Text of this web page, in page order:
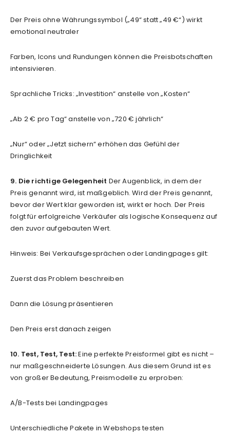
Der Preis ohne Währungssymbol („49“ statt „49 €“) wirkt
emotional neutraler
Farben, Icons und Rundungen können die Preisbotschaften
intensivieren.
Sprachliche Tricks: „Investition“ anstelle von „Kosten“
„Ab 2 € pro Tag“ anstelle von „720 € jährlich“
„Nur“ oder „Jetzt sichern“ erhöhen das Gefühl der
Dringlichkeit
9. Die richtige Gelegenheit Der Augenblick, in dem der
Preis genannt wird, ist maßgeblich. Wird der Preis genannt,
bevor der Wert klar geworden ist, wirkt er hoch. Der Preis
folgt für erfolgreiche Verkäufer als logische Konsequenz auf
den zuvor aufgebauten Wert.
Hinweis: Bei Verkaufsgesprächen oder Landingpages gilt:
Zuerst das Problem beschreiben
Dann die Lösung präsentieren
Den Preis erst danach zeigen
10. Test, Test, Test:Eine perfekte Preisformel gibt es nicht –
nur maßgeschneiderte Lösungen. Aus diesem Grund ist es
von großer Bedeutung, Preismodelle zu erproben:
A/B-Tests bei Landingpages
Unterschiedliche Pakete in Webshops testen